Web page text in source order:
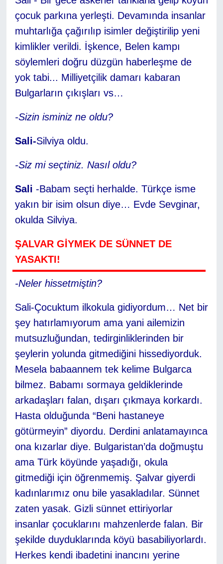
çocuk parkına yerleşti. Devamında insanlar
muhtarlığa çağırılıp isimler değiştirilip yeni
kimlikler verildi. İşkence, Belen kampı
söylemleri doğru düzgün haberleşme de
yok tabi... Milliyetçilik damarı kabaran
Bulgarların çıkışları vs…
-Sizin isminiz ne oldu?
Sali-Silviya oldu.
-Siz mi seçtiniz. Nasıl oldu?
Sali -Babam seçti herhalde. Türkçe isme
yakın bir isim olsun diye… Evde Sevginar,
okulda Silviya.
ŞALVAR GİYMEK DE SÜNNET DE
YASAKTI!
-Neler hissetmiştin?
Sali-Çocuktum ilkokula gidiyordum… Net bir
şey hatırlamıyorum ama yani ailemizin
mutsuzluğundan, tedirginliklerinden bir
şeylerin yolunda gitmediğini hissediyorduk.
Mesela babaannem tek kelime Bulgarca
bilmez. Babamı sormaya geldiklerinde
arkadaşları falan, dışarı çıkmaya korkardı.
Hasta olduğunda “Beni hastaneye
götürmeyin” diyordu. Derdini anlatamayınca
ona kızarlar diye. Bulgaristan’da doğmuştu
ama Türk köyünde yaşadığı, okula
gitmediği için öğrenmemiş. Şalvar giyerdi
kadınlarımız onu bile yasakladılar. Sünnet
zaten yasak. Gizli sünnet ettiriyorlar
insanlar çocuklarını mahzenlerde falan. Bir
şekilde duyduklarında köyü basabiliyorlardı.
Herkes kendi ibadetini inancını yerine